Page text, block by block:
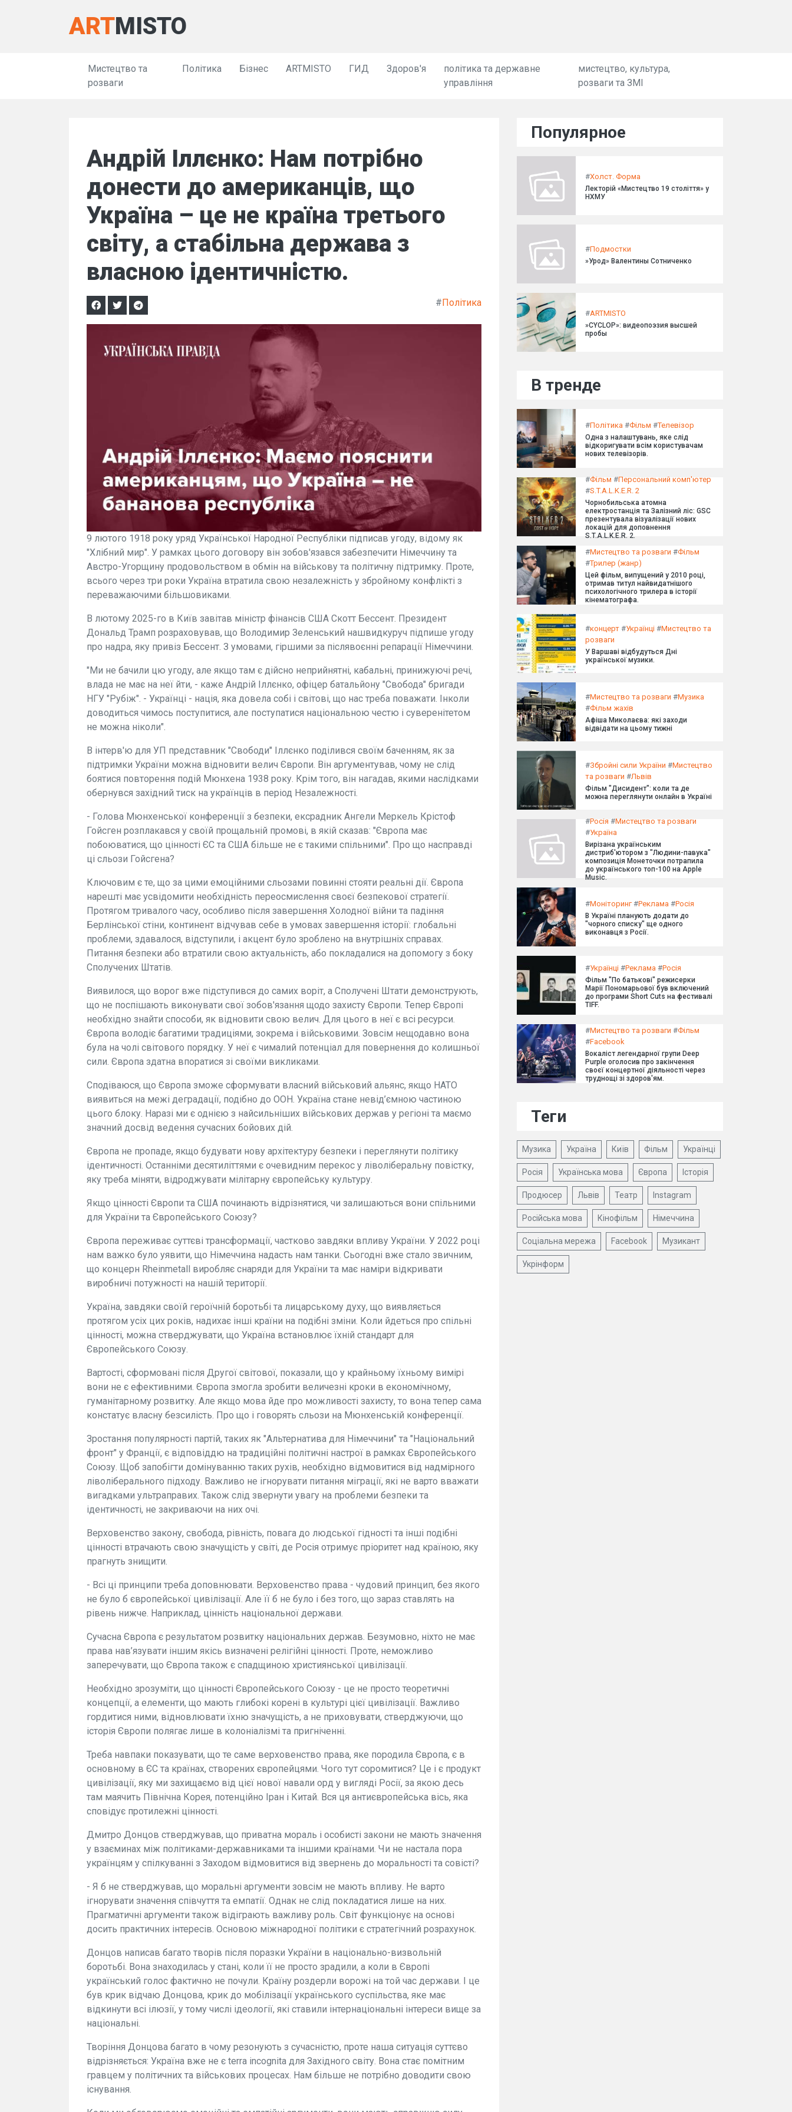
ARTMISTO
Мистецтво та
розваги
Політика Бізнес ARTMISTO ГИД Здоров'я
політика та державне
управління
мистецтво, культура,
розваги та ЗМІ
Андрій Іллєнко: Нам потрібно
донести до американців, що
Україна – це не країна третього
світу, а стабільна держава з
власною ідентичністю.
#Політика
9 лютого 1918 року уряд Української Народної Республіки підписав угоду, відому як
"Хлібний мир". У рамках цього договору він зобов'язався забезпечити Німеччину та
Австро-Угорщину продовольством в обмін на військову та політичну підтримку. Проте,
всього через три роки Україна втратила свою незалежність у збройному конфлікті з
переважаючими більшовиками.
В лютому 2025-го в Київ завітав міністр фінансів США Скотт Бессент. Президент
Дональд Трамп розраховував, що Володимир Зеленський нашвидкуруч підпише угоду
про надра, яку привіз Бессент. З умовами, гіршими за післявоєнні репарації Німеччини.
"Ми не бачили цю угоду, але якщо там є дійсно неприйнятні, кабальні, принижуючі речі,
влада не має на неї йти, - каже Андрій Іллєнко, офіцер батальйону "Свобода" бригади
НГУ "Рубіж". - Українці - нація, яка довела собі і світові, що нас треба поважати. Інколи
доводиться чимось поступитися, але поступатися національною честю і суверенітетом
не можна ніколи".
В інтерв'ю для УП представник "Свободи" Іллєнко поділився своїм баченням, як за
підтримки України можна відновити велич Європи. Він аргументував, чому не слід
боятися повторення подій Мюнхена 1938 року. Крім того, він нагадав, якими наслідками
обернувся західний тиск на українців в період Незалежності.
- Голова Мюнхенської конференції з безпеки, ексрадник Ангели Меркель Крістоф
Гойсген розплакався у своїй прощальній промові, в якій сказав: "Європа має
побоюватися, що цінності ЄС та США більше не є такими спільними". Про що насправді
ці сльози Гойсгена?
Ключовим є те, що за цими емоційними сльозами повинні стояти реальні дії. Європа
нарешті має усвідомити необхідність переосмислення своєї безпекової стратегії.
Протягом тривалого часу, особливо після завершення Холодної війни та падіння
Берлінської стіни, континент відчував себе в умовах завершення історії: глобальні
проблеми, здавалося, відступили, і акцент було зроблено на внутрішніх справах.
Питання безпеки або втратили свою актуальність, або покладалися на допомогу з боку
Сполучених Штатів.
Виявилося, що ворог вже підступився до самих воріт, а Сполучені Штати демонструють,
що не поспішають виконувати свої зобов'язання щодо захисту Європи. Тепер Європі
необхідно знайти способи, як відновити свою велич. Для цього в неї є всі ресурси.
Європа володіє багатими традиціями, зокрема і військовими. Зовсім нещодавно вона
була на чолі світового порядку. У неї є чималий потенціал для повернення до колишньої
сили. Європа здатна впоратися зі своїми викликами.
Сподіваюся, що Європа зможе сформувати власний військовий альянс, якщо НАТО
виявиться на межі деградації, подібно до ООН. Україна стане невід’ємною частиною
цього блоку. Наразі ми є однією з найсильніших військових держав у регіоні та маємо
значний досвід ведення сучасних бойових дій.
Європа не пропаде, якщо будувати нову архітектуру безпеки і переглянути політику
ідентичності. Останніми десятиліттями є очевидним перекос у ліволіберальну повістку,
яку треба міняти, відроджувати мілітарну європейську культуру.
Якщо цінності Європи та США починають відрізнятися, чи залишаються вони спільними
для України та Європейського Союзу?
Європа переживає суттєві трансформації, частково завдяки впливу України. У 2022 році
нам важко було уявити, що Німеччина надасть нам танки. Сьогодні вже стало звичним,
що концерн Rheinmetall виробляє снаряди для України та має наміри відкривати
виробничі потужності на нашій території.
Україна, завдяки своїй героїчній боротьбі та лицарському духу, що виявляється
протягом усіх цих років, надихає інші країни на подібні зміни. Коли йдеться про спільні
цінності, можна стверджувати, що Україна встановлює їхній стандарт для
Європейського Союзу.
Вартості, сформовані після Другої світової, показали, що у крайньому їхньому вимірі
вони не є ефективними. Європа змогла зробити величезні кроки в економічному,
гуманітарному розвитку. Але якщо мова йде про можливості захисту, то вона тепер сама
констатує власну безсилість. Про що і говорять сльози на Мюнхенській конференції.
Зростання популярності партій, таких як "Альтернатива для Німеччини" та "Національний
фронт" у Франції, є відповіддю на традиційні політичні настрої в рамках Європейського
Союзу. Щоб запобігти домінуванню таких рухів, необхідно відмовитися від надмірного
ліволіберального підходу. Важливо не ігнорувати питання міграції, які не варто вважати
вигадками ультраправих. Також слід звернути увагу на проблеми безпеки та
ідентичності, не закриваючи на них очі.
Верховенство закону, свобода, рівність, повага до людської гідності та інші подібні
цінності втрачають свою значущість у світі, де Росія отримує пріоритет над країною, яку
прагнуть знищити.
- Всі ці принципи треба доповнювати. Верховенство права - чудовий принцип, без якого
не було б європейської цивілізації. Але її б не було і без того, що зараз ставлять на
рівень нижче. Наприклад, цінність національної держави.
Сучасна Європа є результатом розвитку національних держав. Безумовно, ніхто не має
права нав’язувати іншим якісь визначені релігійні цінності. Проте, неможливо
заперечувати, що Європа також є спадщиною християнської цивілізації.
Необхідно зрозуміти, що цінності Європейського Союзу - це не просто теоретичні
концепції, а елементи, що мають глибокі корені в культурі цієї цивілізації. Важливо
гордитися ними, відновлювати їхню значущість, а не приховувати, стверджуючи, що
історія Європи полягає лише в колоніалізмі та пригніченні.
Треба навпаки показувати, що те саме верховенство права, яке породила Європа, є в
основному в ЄС та країнах, створених європейцями. Чого тут соромитися? Це і є продукт
цивілізації, яку ми захищаємо від цієї нової навали орд у вигляді Росії, за якою десь
там маячить Північна Корея, потенційно Іран і Китай. Вся ця антиєвропейська вісь, яка
сповідує протилежні цінності.
Дмитро Донцов стверджував, що приватна мораль і особисті закони не мають значення
у взаєминах між політиками-державниками та іншими країнами. Чи не настала пора
українцям у спілкуванні з Заходом відмовитися від звернень до моральності та совісті?
- Я б не стверджував, що моральні аргументи зовсім не мають впливу. Не варто
ігнорувати значення співчуття та емпатії. Однак не слід покладатися лише на них.
Прагматичні аргументи також відіграють важливу роль. Світ функціонує на основі
досить практичних інтересів. Основою міжнародної політики є стратегічний розрахунок.
Донцов написав багато творів після поразки України в національно-визвольній
боротьбі. Вона знаходилась у стані, коли її не просто зрадили, а коли в Європі
український голос фактично не почули. Країну роздерли ворожі на той час держави. І це
був крик відчаю Донцова, крик до мобілізації українського суспільства, яке має
відкинути всі ілюзії, у тому числі ідеології, які ставили інтернаціональні інтереси вище за
національні.
Творіння Донцова багато в чому резонують з сучасністю, проте наша ситуація суттєво
відрізняється: Україна вже не є terra incognita для Західного світу. Вона стає помітним
гравцем у політичних та військових процесах. Нам більше не потрібно доводити свою
існування.
Популярное
#Холст. Форма
Лекторій «Мистецтво 19 століття» у
НХМУ
#Подмостки
»Урод» Валентины Сотниченко
#ARTMISTO
»CYCLOP»: видеопоэзия высшей
пробы
В тренде
#Політика #Фільм #Телевізор
Одна з налаштувань, яке слід
відкоригувати всім користувачам
нових телевізорів.
#Фільм #Персональний комп'ютер
#S.T.A.L.K.E.R. 2
Чорнобильська атомна
електростанція та Залізний ліс: GSC
презентувала візуалізації нових
локацій для доповнення
S.T.A.L.K.E.R. 2.
#Мистецтво та розваги #Фільм
#Трилер (жанр)
Цей фільм, випущений у 2010 році,
отримав титул найвидатнішого
психологічного трилера в історії
кінематографа.
#концерт #Українці #Мистецтво та
розваги
У Варшаві відбудуться Дні
української музики.
#Мистецтво та розваги #Музика
#Фільм жахів
Афіша Миколаєва: які заходи
відвідати на цьому тижні
#Збройні сили України #Мистецтво
та розваги #Львів
Фільм "Дисидент": коли та де
можна переглянути онлайн в Україні
#Росія #Мистецтво та розваги
#Україна
Вирізана українським
дистриб'ютором з "Людини-павука"
композиція Монеточки потрапила
до українського топ-100 на Apple
Music.
#Моніторинг#Реклама #Росія
В Україні планують додати до
"чорного списку" ще одного
виконавця з Росії.
#Українці #Реклама #Росія
Фільм "По батькові" режисерки
Марії Пономарьової був включений
до програми Short Cuts на фестивалі
TIFF.
#Мистецтво та розваги #Фільм
#Facebook
Вокаліст легендарної групи Deep
Purple оголосив про закінчення
своєї концертної діяльності через
труднощі зі здоров'ям.
Теги
Музика Україна Київ Фільм Українці
Росія Українська мова Європа Історія
Продюсер Львів Театр Instagram
Російська мова Кінофільм Німеччина
Соціальна мережа Facebook Музикант
Укрінформ